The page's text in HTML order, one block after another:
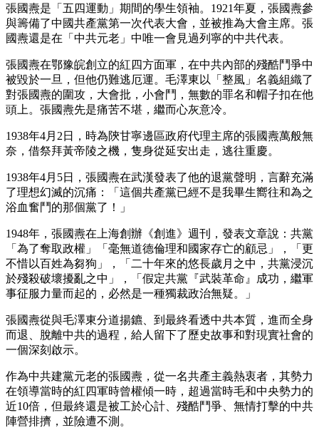
張國燾是「五四運動」期間的學生領袖。1921年夏，張國燾參
與籌備了中國共產黨第一次代表大會，並被推為大會主席。張
國燾還是在「中共元老」中唯一會見過列寧的中共代表。
張國燾在鄂豫皖創立的紅四方面軍，在中共內部的殘酷鬥爭中
被毀於一旦，但他仍難逃厄運。毛澤東以「整風」名義組織了
對張國燾的圍攻，大會批，小會鬥，無數的罪名和帽子扣在他
頭上。張國燾先是痛苦不堪，繼而心灰意冷。
1938年4月2日，時為陝甘寧邊區政府代理主席的張國燾萬般無
奈，借祭拜黃帝陵之機，隻身從延安出走，逃往重慶。
1938年4月5日，張國燾在武漢發表了他的退黨聲明，言辭充滿
了理想幻滅的沉痛：「這個共產黨已經不是我畢生嚮往和為之
浴血奮鬥的那個黨了！」
1948年，張國燾在上海創辦《創進》週刊，發表文章說：共黨
「為了奪取政權」「毫無道德倫理和國家存亡的顧忌」，「更
不惜以百姓為芻狗」，「二十年來的悠長歲月之中，共黨浸沉
於殘殺破壞擾亂之中」，「假定共黨『武裝革命』成功，繼軍
事征服力量而起的，必然是一種獨裁政治無疑。」
張國燾從與毛澤東分道揚鑣、到最終看透中共本質，進而全身
而退、脫離中共的過程，給人留下了歷史故事和對現實社會的
一個深刻啟示。
作為中共建黨元老的張國燾，從一名共產主義熱衷者，其勢力
在領導當時的紅四軍時曾權傾一時，超過當時毛和中央勢力的
近10倍，但最終還是被工於心計、殘酷鬥爭、無情打擊的中共
陣營排擠，並險遭不測。